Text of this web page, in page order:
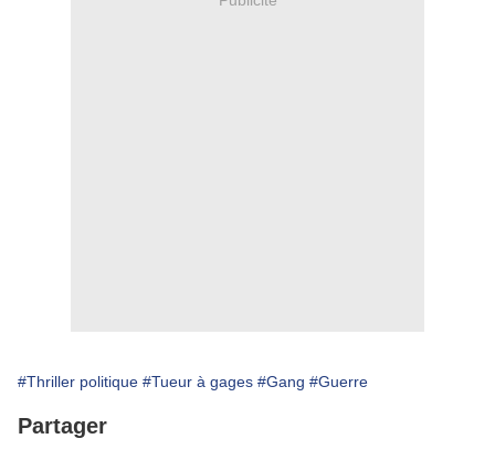
#Thriller politique #Tueur à gages #Gang #Guerre
Partager